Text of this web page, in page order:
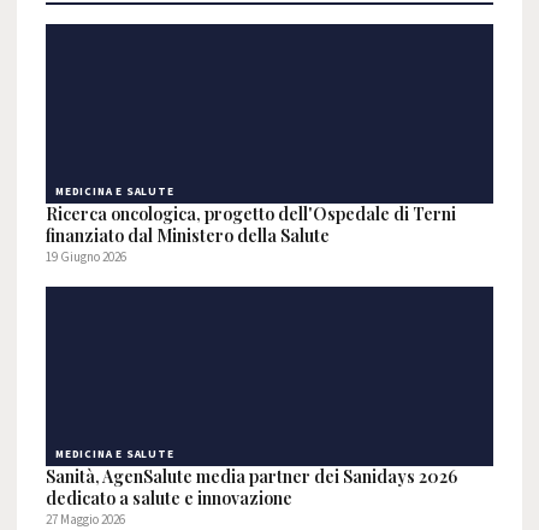
MEDICINA E SALUTE
Ricerca oncologica, progetto dell'Ospedale di Terni
finanziato dal Ministero della Salute
19 Giugno 2026
MEDICINA E SALUTE
Sanità, AgenSalute media partner dei Sanidays 2026
dedicato a salute e innovazione
27 Maggio 2026